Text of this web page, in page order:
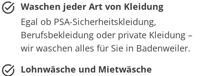
Waschen jeder Art von Kleidung
Egal ob PSA-Sicherheitskleidung,
Berufsbekleidung oder private Kleidung –
wir waschen alles für Sie in Badenweiler.
Lohnwäsche und Mietwäsche